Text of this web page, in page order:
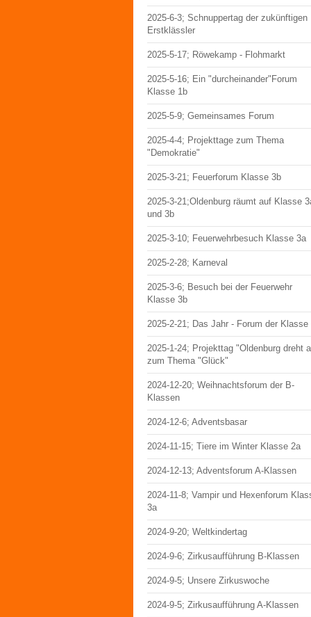
2025-6-3; Schnuppertag der zukünftigen
Erstklässler
2025-5-17; Röwekamp - Flohmarkt
2025-5-16; Ein "durcheinander"Forum
Klasse 1b
2025-5-9; Gemeinsames Forum
2025-4-4; Projekttage zum Thema
"Demokratie"
2025-3-21; Feuerforum Klasse 3b
2025-3-21;Oldenburg räumt auf Klasse
und 3b
2025-3-10; Feuerwehrbesuch Klasse 3a
2025-2-28; Karneval
2025-3-6; Besuch bei der Feuerwehr
Klasse 3b
2025-2-21; Das Jahr - Forum der Klasse
2025-1-24; Projekttag "Oldenburg dreht
zum Thema "Glück"
2024-12-20; Weihnachtsforum der B-
Klassen
2024-12-6; Adventsbasar
2024-11-15; Tiere im Winter Klasse 2a
2024-12-13; Adventsforum A-Klassen
2024-11-8; Vampir und Hexenforum
3a
2024-9-20; Weltkindertag
2024-9-6; Zirkusaufführung B-Klassen
2024-9-5; Unsere Zirkuswoche
2024-9-5; Zirkusaufführung A-Klassen